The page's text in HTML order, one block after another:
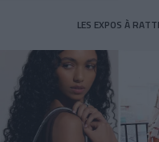
LES EXPOS À